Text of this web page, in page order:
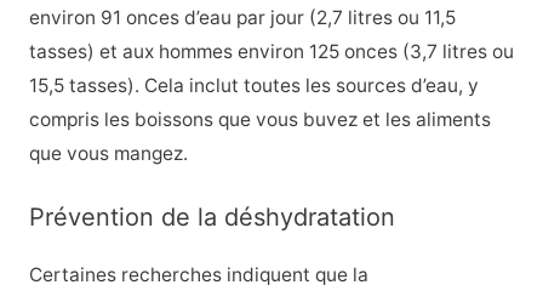
environ 91 onces d’eau par jour (2,7 litres ou 11,5
tasses) et aux hommes environ 125 onces (3,7 litres ou
15,5 tasses). Cela inclut toutes les sources d’eau, y
compris les boissons que vous buvez et les aliments
que vous mangez.
Prévention de la déshydratation
Certaines recherches indiquent que la